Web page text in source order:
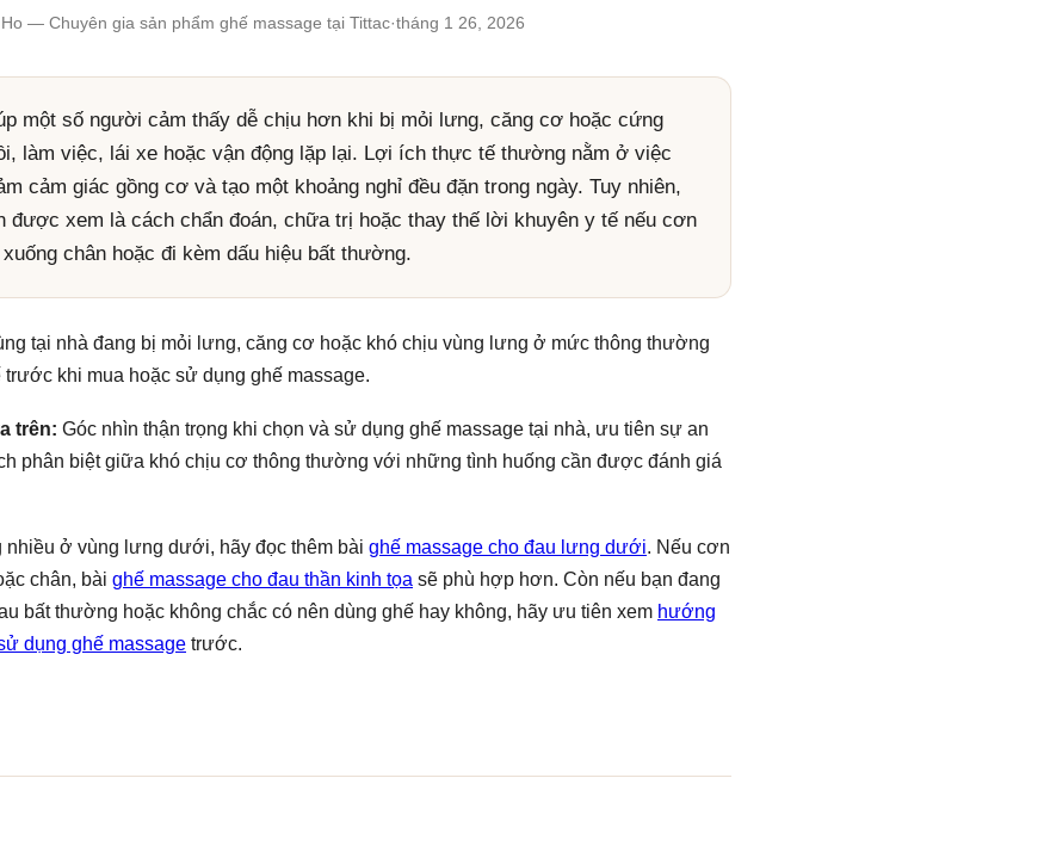
— Chuyên gia sản phẩm ghế massage tại Tittac·tháng 1 26, 2026
một số người cảm thấy dễ chịu hơn khi bị mỏi lưng, căng cơ hoặc cứng
làm việc, lái xe hoặc vận động lặp lại. Lợi ích thực tế thường nằm ở việc
cảm giác gồng cơ và tạo một khoảng nghỉ đều đặn trong ngày. Tuy nhiên,
được xem là cách chẩn đoán, chữa trị hoặc thay thế lời khuyên y tế nếu cơn
chân hoặc đi kèm dấu hiệu bất thường.
tại nhà đang bị mỏi lưng, căng cơ hoặc khó chịu vùng lưng ở mức thông thường
khi mua hoặc sử dụng ghế massage.
trên: Góc nhìn thận trọng khi chọn và sử dụng ghế massage tại nhà, ưu tiên sự an
phân biệt giữa khó chịu cơ thông thường với những tình huống cần được đánh giá
nhiều ở vùng lưng dưới, hãy đọc thêm bài ghế massage cho đau lưng dưới. Nếu cơn
chân, bài ghế massage cho đau thần kinh tọa sẽ phù hợp hơn. Còn nếu bạn đang
bất thường hoặc không chắc có nên dùng ghế hay không, hãy ưu tiên xem hướng
dụng ghế massage trước.